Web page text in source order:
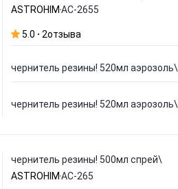
ASTROHIM АС-2655
5.0 2отзыва
чернитель резины! 520мл аэрозоль\
чернитель резины! 520мл аэрозоль\
чернитель резины! 500мл спрей\
ASTROHIM АС-265